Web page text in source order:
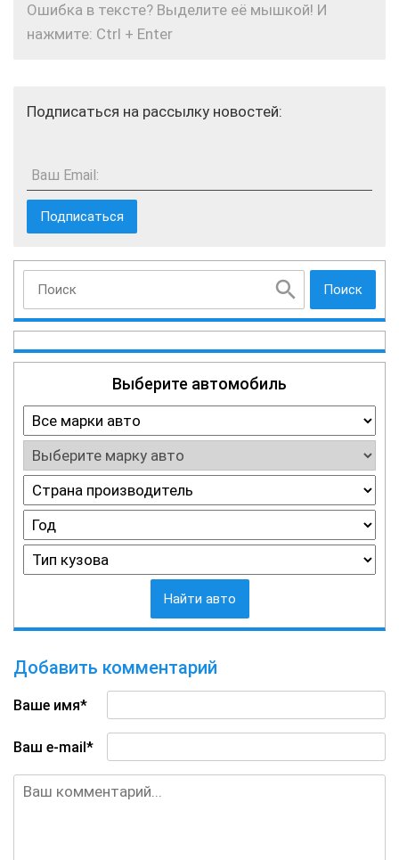
Поиск
Выберите автомобиль
Найти авто
Ошибка в тексте? Выделите её мышкой! И
нажмите: Ctrl + Enter
Подписаться на рассылку новостей:
Ваш Email:
Добавить комментарий
Ваше имя*
Ваш e-mail*